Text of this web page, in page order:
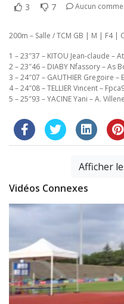
3 7 Aucun
200m – Salle / TCM GB | M | F4 |
1 – 23″37 – KITOU Jean-claude –
2 – 23″46 – DIABY Nfassory – As
3 – 24″07 – GAUTHIER Gregoire –
4 – 24″08 – TELLIER Vincent –
5 – 25″93 – YACINE Yani – A.
Afficher
Vidéos Connexes